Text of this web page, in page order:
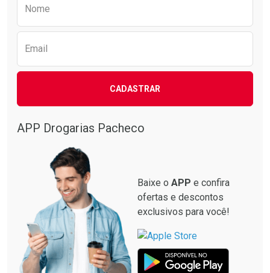
Nome
Email
CADASTRAR
APP Drogarias Pacheco
Baixe o APP e confira
ofertas e descontos
exclusivos para você!